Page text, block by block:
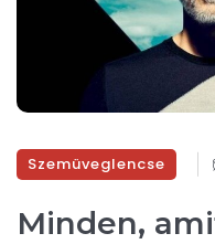
Szemüveglencse
Minden,